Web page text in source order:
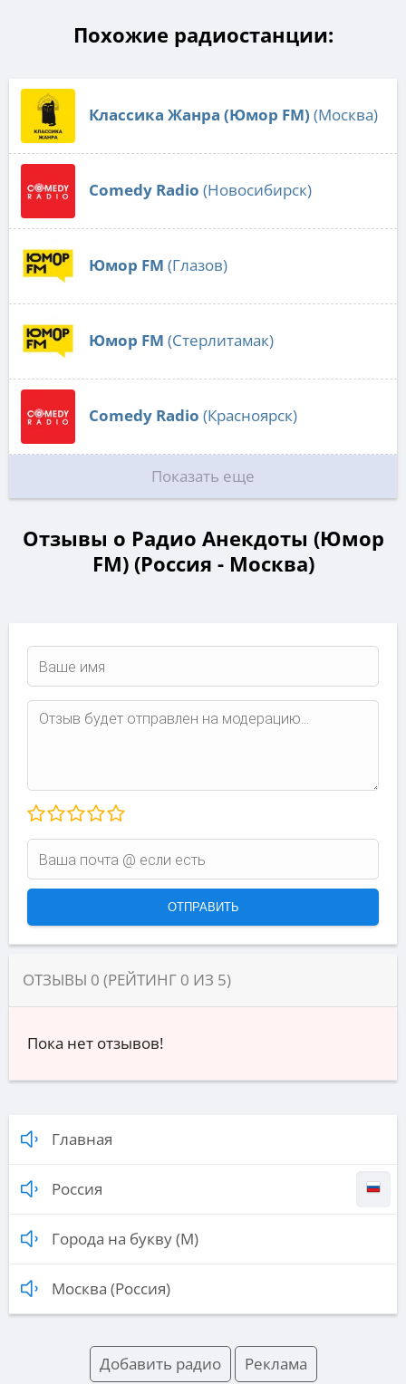
Похожие радиостанции:
Классика Жанра (Юмор FM) (Москва)
Comedy Radio (Новосибирск)
Юмор FM (Глазов)
Юмор FM (Стерлитамак)
Comedy Radio (Красноярск)
Показать еще
Отзывы о Радио Анекдоты (Юмор
FM) (Россия - Москва)
ОТЗЫВЫ 0 (РЕЙТИНГ 0 ИЗ 5)
Пока нет отзывов!
Главная
Россия
Города на букву (М)
Москва (Россия)
Добавить радио Реклама